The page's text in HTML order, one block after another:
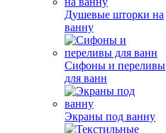
Душевые шторки на
ванну
Сифоны и переливы
для ванн
Экраны под ванну